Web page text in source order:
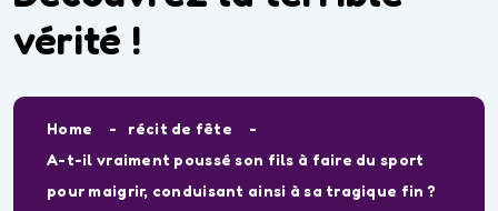
vérité !
Home
récit de fête
A-t-il vraiment poussé son fils à faire du sport
pour maigrir, conduisant ainsi à sa tragique fin ?